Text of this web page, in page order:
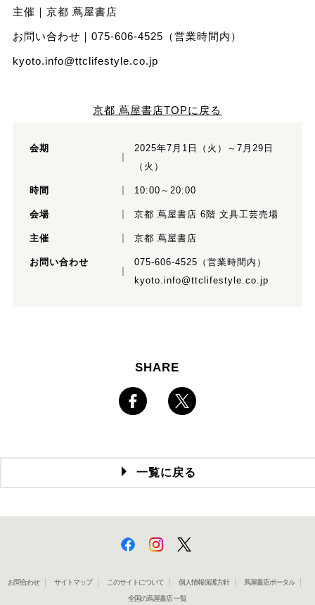
主催｜京都 蔦屋書店
お問い合わせ｜075-606-4525（営業時間内）
kyoto.info@ttclifestyle.co.jp
京都 蔦屋書店TOPに戻る
会期
2025年7月1日（火）～7月29日
（火）
時間 10:00～20:00
会場 京都 蔦屋書店 6階 文具工芸売場
主催 京都 蔦屋書店
お問い合わせ
075-606-4525（営業時間内）
kyoto.info@ttclifestyle.co.jp
SHARE
一覧に戻る
お問合わせ サイトマップ このサイトについて 個人情報保護方針 蔦屋書店ポータル
全国の蔦屋書店 一覧